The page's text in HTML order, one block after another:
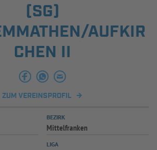
SPIELPLUS
(SG)
AUFKIR
CHEN II
ZUM VEREINSPROFIL
BEZIRK
Mittelfranken
LIGA